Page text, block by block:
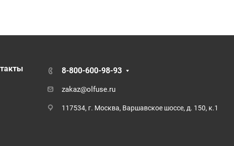
8-800-600-98-93
zakaz@olfuse.ru
117534, г. Москва, Варшавское шоссе, д. 150, к.1